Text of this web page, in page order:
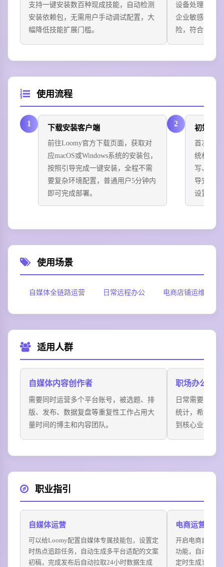
IT项目组长借助Loomy自动生成项目进度看板、风险预
警提醒、会议纪要转写，团队日进度会从1小时缩短到每
周2次，项目任务延误率从30%降到10%，交付周期平均
支持一键安装数百种现成技能，自动检测
安装依赖包，无需用户手动调试配置，大
幅降低技能扩展门槛。
设备处理，全
企业敏感信息
险，符合金融
使用流程
1 下载安装客户端
前往Loomy官方下载页面，获取对
应macOS或Windows系统的安装包，
按照引导完成一键安装，全程不需
要复杂环境配置，普通用户5分钟内
即可完成部署。
2 初始权
首次启
统权限
写、浏
导完成
设置。
使用场景
自媒体全链路运营 日常远程办公 电商店铺运维
适用人群
自媒体内容创作者
需要同时运营多个平台账号，被选题、排
版、发布、数据复盘等重复性工作占用大
量时间的博主和内容团队。
职场办公白领
日常需要处理
统计，希望减
到核心业务的
职业指引
自媒体运营
可以给Loomy配置自媒体专属技能包，设置定
时热点追踪任务，自动生成多平台适配的文案
初稿，完成发布后自动拉取24小时数据生成
电商运营
开启电商自动化
功能，自动筛选
定时生成当日销